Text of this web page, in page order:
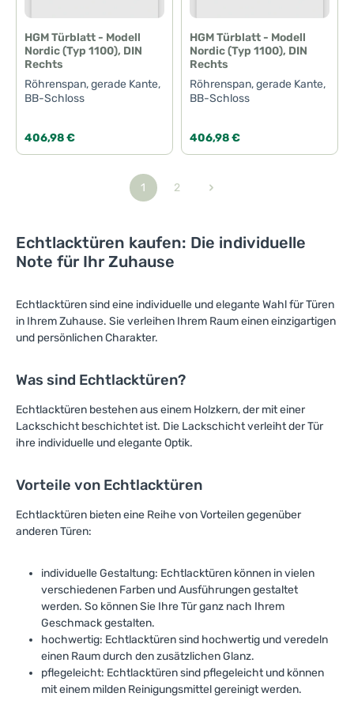
HGM Türblatt - Modell
Nordic (Typ 1100), DIN
Rechts
Röhrenspan, gerade Kante,
BB-Schloss
Regulärer Preis:
406,98 €
HGM Türblatt - Modell
Nordic (Typ 1100), DIN
Rechts
Röhrenspan, gerade Kante,
BB-Schloss
Regulärer Preis:
406,98 €
Seite
1
Seite
2
Echtlacktüren kaufen: Die individuelle
Note für Ihr Zuhause
Echtlacktüren sind eine individuelle und elegante Wahl für Türen
in Ihrem Zuhause. Sie verleihen Ihrem Raum einen einzigartigen
und persönlichen Charakter.
Was sind Echtlacktüren?
Echtlacktüren bestehen aus einem Holzkern, der mit einer
Lackschicht beschichtet ist. Die Lackschicht verleiht der Tür
ihre individuelle und elegante Optik.
Vorteile von Echtlacktüren
Echtlacktüren bieten eine Reihe von Vorteilen gegenüber
anderen Türen:
individuelle Gestaltung: Echtlacktüren können in vielen
verschiedenen Farben und Ausführungen gestaltet
werden. So können Sie Ihre Tür ganz nach Ihrem
Geschmack gestalten.
hochwertig: Echtlacktüren sind hochwertig und veredeln
einen Raum durch den zusätzlichen Glanz.
pflegeleicht: Echtlacktüren sind pflegeleicht und können
mit einem milden Reinigungsmittel gereinigt werden.